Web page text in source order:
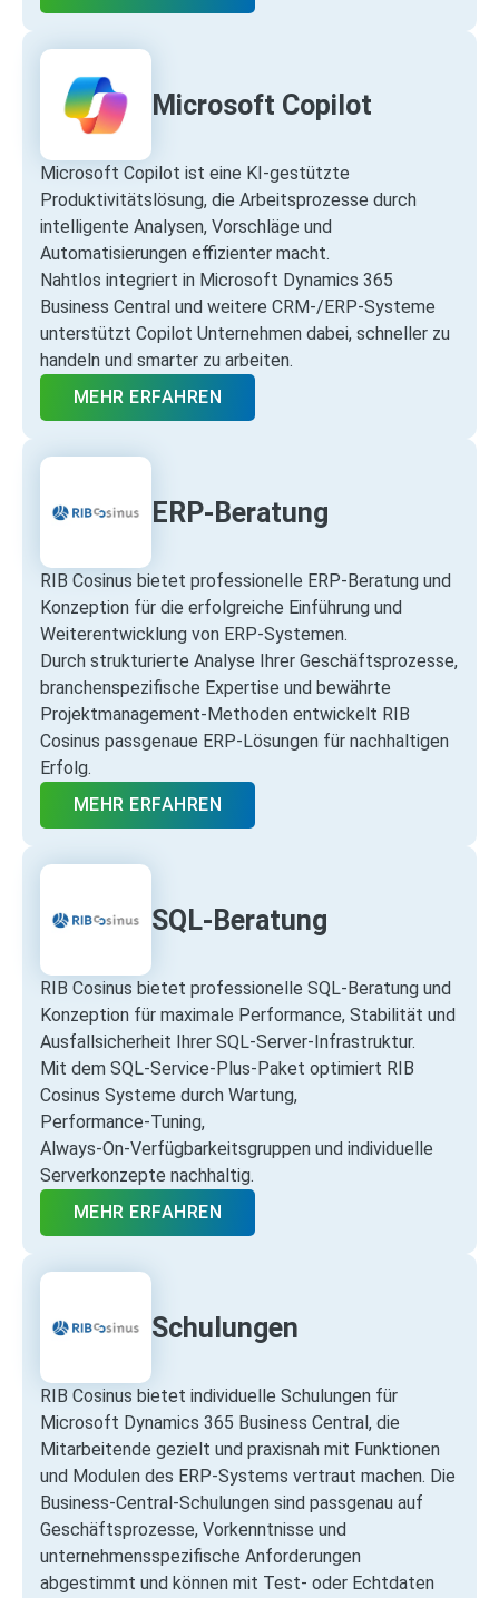
Microsoft Copilot
Microsoft Copilot ist eine KI‑gestützte
Produktivitätslösung, die Arbeitsprozesse durch
intelligente Analysen, Vorschläge und
Automatisierungen effizienter macht.
Nahtlos integriert in Microsoft Dynamics 365
Business Central und weitere CRM‑/ERP‑Systeme
unterstützt Copilot Unternehmen dabei, schneller zu
handeln und smarter zu arbeiten.
MEHR ERFAHREN
ERP-Beratung
RIB Cosinus bietet professionelle ERP‑Beratung und
Konzeption für die erfolgreiche Einführung und
Weiterentwicklung von ERP‑Systemen.
Durch strukturierte Analyse Ihrer Geschäftsprozesse,
branchenspezifische Expertise und bewährte
Projektmanagement‑Methoden entwickelt RIB
Cosinus passgenaue ERP‑Lösungen für nachhaltigen
Erfolg.
MEHR ERFAHREN
SQL-Beratung
RIB Cosinus bietet professionelle SQL‑Beratung und
Konzeption für maximale Performance, Stabilität und
Ausfallsicherheit Ihrer SQL‑Server‑Infrastruktur.
Mit dem SQL‑Service‑Plus‑Paket optimiert RIB
Cosinus Systeme durch Wartung,
Performance‑Tuning,
Always‑On‑Verfügbarkeitsgruppen und individuelle
Serverkonzepte nachhaltig.
MEHR ERFAHREN
Schulungen
RIB Cosinus bietet individuelle Schulungen für
Microsoft Dynamics 365 Business Central, die
Mitarbeitende gezielt und praxisnah mit Funktionen
und Modulen des ERP‑Systems vertraut machen. Die
Business‑Central‑Schulungen sind passgenau auf
Geschäftsprozesse, Vorkenntnisse und
unternehmensspezifische Anforderungen
abgestimmt und können mit Test‑ oder Echtdaten